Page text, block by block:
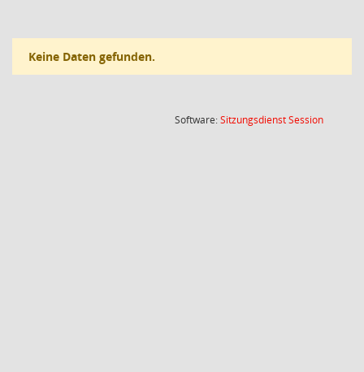
Keine Daten gefunden.
Software:SitzungsdienstSession(Wird in